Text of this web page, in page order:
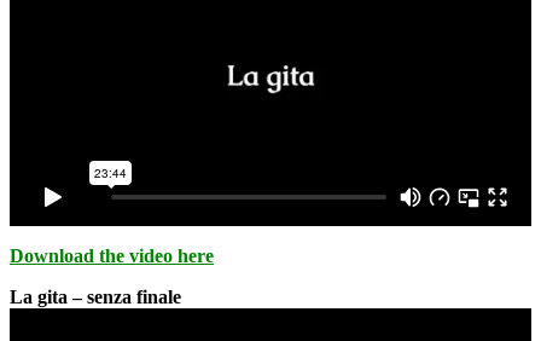
Download the video here
La gita – senza finale